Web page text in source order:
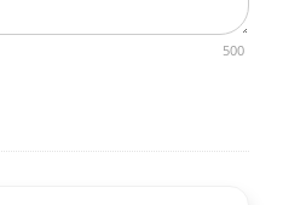
500